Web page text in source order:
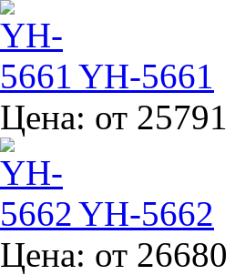
YH-5661
Цена: от
YH-5662
Цена: от